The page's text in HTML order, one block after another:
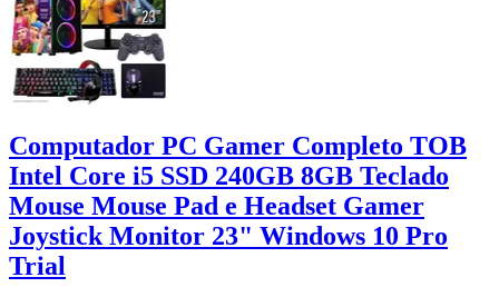
Computador PC Gamer Completo TOB
Intel Core i5 SSD 240GB 8GB Teclado
Mouse Mouse Pad e Headset Gamer
Joystick Monitor 23" Windows 10 Pro
Trial